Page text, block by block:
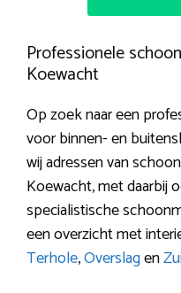
Professionele
Koewacht
Op zoek naar een
voor binnen- en
wij adressen van
Koewacht, met daarbij
specialistische
een overzicht met
Terhole,Overslagen